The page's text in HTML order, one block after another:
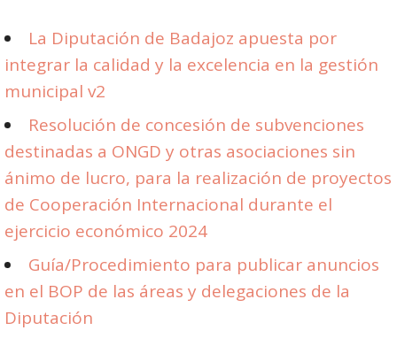
La Diputación de Badajoz apuesta por
integrar la calidad y la excelencia en la gestión
municipal v2
Resolución de concesión de subvenciones
destinadas a ONGD y otras asociaciones sin
ánimo de lucro, para la realización de proyectos
de Cooperación Internacional durante el
ejercicio económico 2024
Guía/Procedimiento para publicar anuncios
en el BOP de las áreas y delegaciones de la
Diputación